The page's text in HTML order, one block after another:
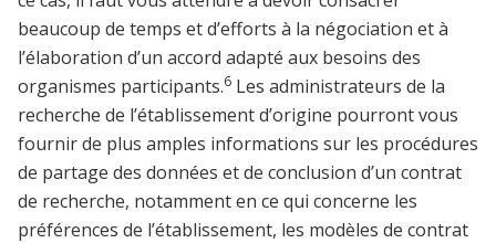
beaucoup de temps et d’efforts à la négociation et à
l’élaboration d’un accord adapté aux besoins des
organismes participants.6 Les administrateurs de la
recherche de l’établissement d’origine pourront vous
fournir de plus amples informations sur les procédures
de partage des données et de conclusion d’un contrat
de recherche, notamment en ce qui concerne les
préférences de l’établissement, les modèles de contrat